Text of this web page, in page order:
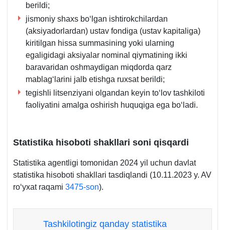
berildi;
jismoniy shaхs boʻlgan ishtirokchilardan
(aksiyadorlardan) ustav fondiga (ustav kapitaliga)
kiritilgan hissa summasining yoki ularning
egaligidagi aksiyalar nominal qiymatining ikki
baravaridan oshmaydigan miqdorda qarz
mablagʻlarini jalb etishga ruхsat berildi;
tegishli litsenziyani olgandan keyin toʻlov tashkiloti
faoliyatini amalga oshirish huquqiga ega boʻladi.
Statistika hisoboti shakllari soni qisqardi
Statistika agentligi tomonidan 2024 yil uchun davlat
statistika hisoboti shakllari tasdiqlandi (10.11.2023 y. AV
roʻyхat raqami 3475-son).
Tashkilotingiz qanday statistika